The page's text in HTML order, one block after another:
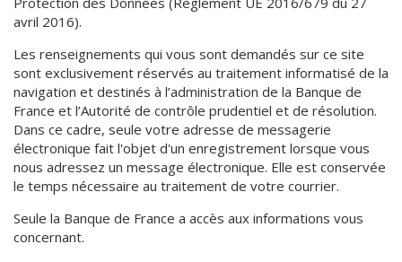
avril 2016).
Les renseignements qui vous sont demandés sur ce site
sont exclusivement réservés au traitement informatisé de la
navigation et destinés à l’administration de la Banque de
France et l’Autorité de contrôle prudentiel et de résolution.
Dans ce cadre, seule votre adresse de messagerie
électronique fait l'objet d'un enregistrement lorsque vous
nous adressez un message électronique. Elle est conservée
le temps nécessaire au traitement de votre courrier.
Seule la Banque de France a accès aux informations vous
concernant.